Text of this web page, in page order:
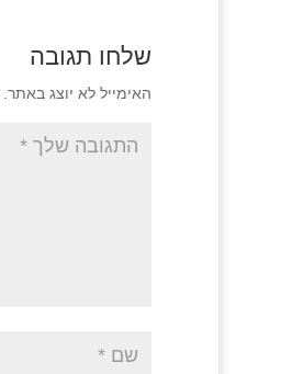
שלחו תגובה
האימייל לא יוצג באתר.